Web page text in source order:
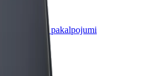
Bolt pakalpojumi